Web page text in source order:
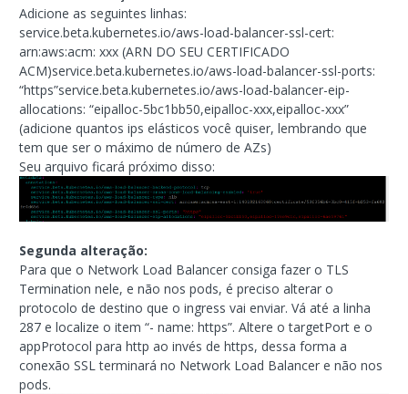
Adicione as seguintes linhas:
service.beta.kubernetes.io/aws-load-balancer-ssl-cert:
arn:aws:acm: xxx (ARN DO SEU CERTIFICADO
ACM)service.beta.kubernetes.io/aws-load-balancer-ssl-ports:
“https”service.beta.kubernetes.io/aws-load-balancer-eip-
allocations: “eipalloc-5bc1bb50,eipalloc-xxx,eipalloc-xxx”
(adicione quantos ips elásticos você quiser, lembrando que
tem que ser o máximo de número de AZs)
Seu arquivo ficará próximo disso:
Segunda alteração:
Para que o Network Load Balancer consiga fazer o TLS
Termination nele, e não nos pods, é preciso alterar o
protocolo de destino que o ingress vai enviar. Vá até a linha
287 e localize o item “- name: https”. Altere o targetPort e o
appProtocol para http ao invés de https, dessa forma a
conexão SSL terminará no Network Load Balancer e não nos
pods.